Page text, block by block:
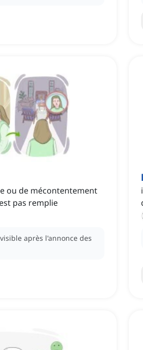
ou de mécontentement
pas remplie
après l'annonce des